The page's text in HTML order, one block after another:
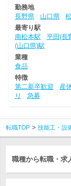
勤務地
長野県
山口県
最寄り駅
南松本駅
平田(長
(山口県)駅
業種
食品
特徴
第二新卒歓迎
産
り
急募
転職TOP 技能工・設
職種から転職・求